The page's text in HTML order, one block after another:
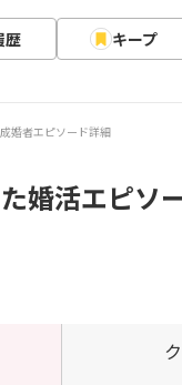
歴 キープ
成婚者エピソード詳細
婚活エピソ